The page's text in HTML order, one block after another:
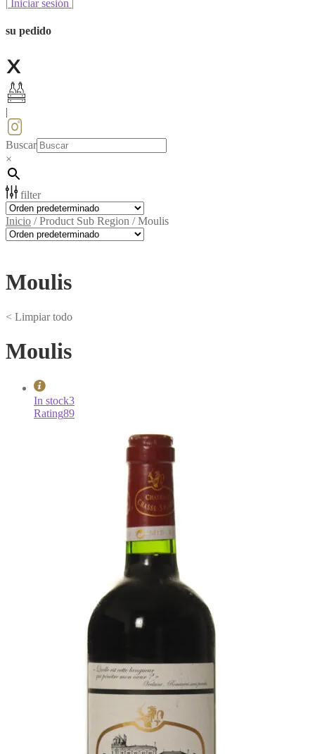
Iniciar sesión
su pedido
Buscar
×
filter
Inicio /Product Sub Region /Moulis
Moulis
< Limpiar todo
Moulis
In stock3
Rating89